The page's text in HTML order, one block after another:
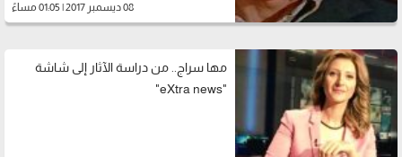
08 ديسمبر 2017 | 01:05 مساءً
مها سراج.. من دراسة الآثار إلى شاشة
"eXtra news"